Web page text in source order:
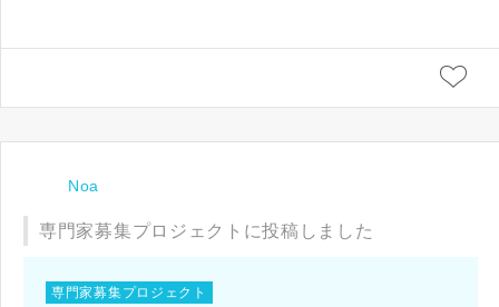
Noa
専門家募集プロジェクトに投稿しました
専門家募集プロジェクト